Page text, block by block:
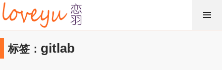
跳
过
内
容标签： gitlab